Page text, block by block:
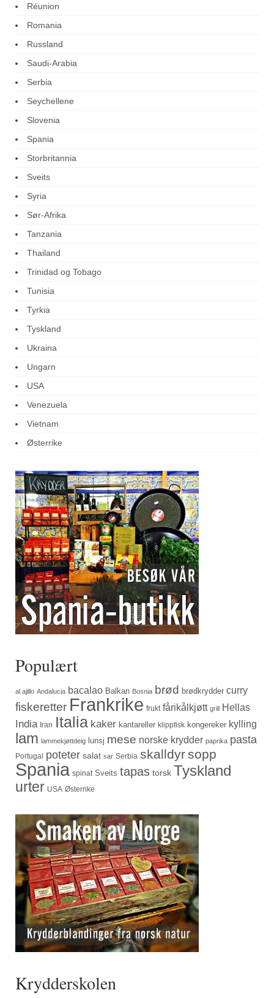
Réunion
Romania
Russland
Saudi-Arabia
Serbia
Seychellene
Slovenia
Spania
Storbritannia
Sveits
Syria
Sør-Afrika
Tanzania
Thailand
Trinidad og Tobago
Tunisia
Tyrkia
Tyskland
Ukraina
Ungarn
USA
Venezuela
Vietnam
Østerrike
Populært
al ajillo Andalucia bacalao Balkan Bosnia brød brødkrydder curry
fiskeretter Frankrike frukt fårikålkjøtt grill Hellas
India Iran Italia kaker kantareller klippfisk kongereker kylling
lam lammekjøttdeig lunsj mese norske krydder paprika pasta
Portugal poteter salat sar Serbia skalldyrsopp
Spania spinat Sveits tapas torsk Tyskland
urter USA Østerrike
Krydderskolen